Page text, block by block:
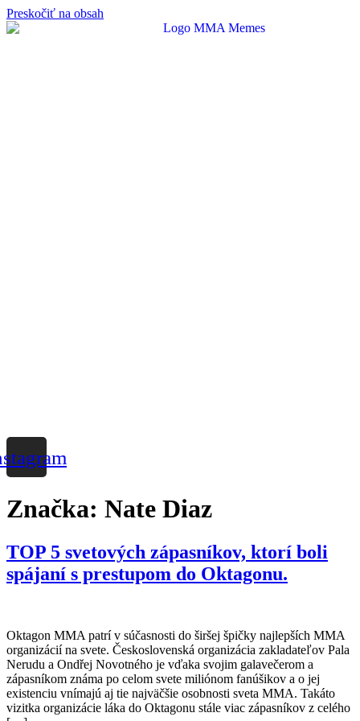
Preskočiť na obsah
Značka: Nate Diaz
TOP 5 svetových zápasníkov, ktorí boli
spájaní s prestupom do Oktagonu.
Oktagon MMA patrí v súčasnosti do širšej špičky najlepších MMA
organizácií na svete. Československá organizácia zakladateľov Pala
Nerudu a Ondřej Novotného je vďaka svojim galavečerom a
zápasníkom známa po celom svete miliónom fanúšikov a o jej
existenciu vnímajú aj tie najväčšie osobnosti sveta MMA. Takáto
vizitka organizácie láka do Oktagonu stále viac zápasníkov z celého